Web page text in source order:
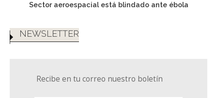
Sector aeroespacial está blindado ante ébola
NEWSLETTER
Recibe en tu correo nuestro boletín